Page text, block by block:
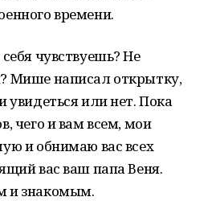
времени.
чувствуешь? Не
Мише написал открытку,
увидеться или нет. Пока
чего и вам всем, мои
и обнимаю вас всех
вас ваш папа Веня.
и знакомым.